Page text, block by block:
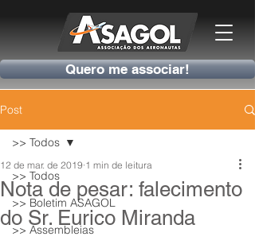
Quero me associar!
Post
>> Todos
>> Boletim ASAGOL
>> Assembleias
>> Todos
Nota de pesar: falecimento
do Sr. Eurico Miranda
12 de mar. de 2019 1 min de leitura